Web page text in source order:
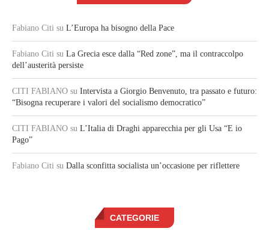
Fabiano Citi su L’Europa ha bisogno della Pace
Fabiano Citi su La Grecia esce dalla “Red zone”, ma il contraccolpo
dell’austerità persiste
CITI FABIANO su Intervista a Giorgio Benvenuto, tra passato e futuro:
“Bisogna recuperare i valori del socialismo democratico”
CITI FABIANO su L’Italia di Draghi apparecchia per gli Usa “E io
Pago”
Fabiano Citi su Dalla sconfitta socialista un’occasione per riflettere
CATEGORIE